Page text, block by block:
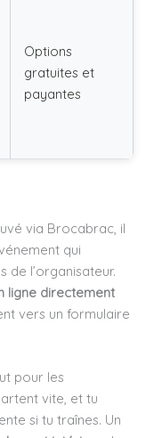
Options
gratuites et
payantes
via Brocabrac, il
qui
de l’organisateur.
ligne directement
vers un formulaire
pour les
vite, et tu
si tu traînes. Un